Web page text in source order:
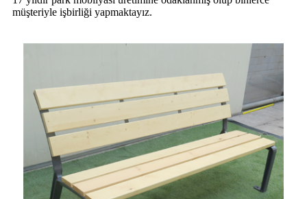
müşteriyle işbirliği yapmaktayız.